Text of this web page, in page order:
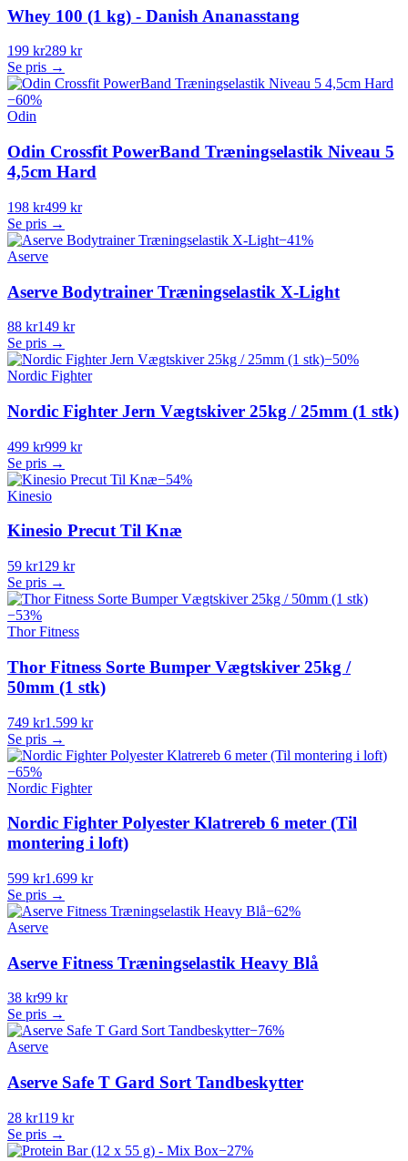
Whey 100 (1 kg) - Danish Ananasstang
199 kr289 kr
Se pris →
−60%
Odin
Odin Crossfit PowerBand Træningselastik Niveau 5
4,5cm Hard
198 kr499 kr
Se pris →
−41%
Aserve
Aserve Bodytrainer Træningselastik X-Light
88 kr149 kr
Se pris →
−50%
Nordic Fighter
Nordic Fighter Jern Vægtskiver 25kg / 25mm (1 stk)
499 kr999 kr
Se pris →
−54%
Kinesio
Kinesio Precut Til Knæ
59 kr129 kr
Se pris →
−53%
Thor Fitness
Thor Fitness Sorte Bumper Vægtskiver 25kg /
50mm (1 stk)
749 kr1.599 kr
Se pris →
−65%
Nordic Fighter
Nordic Fighter Polyester Klatrereb 6 meter (Til
montering i loft)
599 kr1.699 kr
Se pris →
−62%
Aserve
Aserve Fitness Træningselastik Heavy Blå
38 kr99 kr
Se pris →
−76%
Aserve
Aserve Safe T Gard Sort Tandbeskytter
28 kr119 kr
Se pris →
−27%